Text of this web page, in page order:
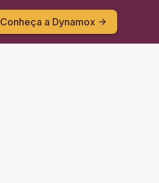
Conheça a Dynamox